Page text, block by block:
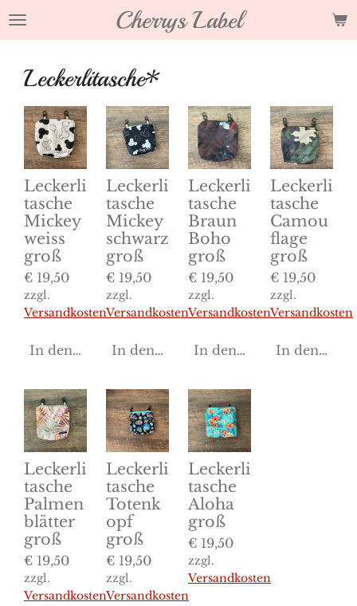
Zum
Cherrys Label
Leckerlitasche*
Leckerli
tasche
Mickey
weiss
groß
€ 19,50
zzgl.
Versandkosten
In den Warenkorb
Leckerli
tasche
Mickey
schwarz
groß
€ 19,50
zzgl.
Versandkosten
In den Warenkorb
Leckerli
tasche
Braun
Boho
groß
€ 19,50
zzgl.
Versandkosten
In den Warenkorb
Leckerli
tasche
Camou
flage
groß
€ 19,50
zzgl.
Versandkosten
In den
Leckerli
tasche
Palmen
blätter
groß
€ 19,50
zzgl.
Versandkosten
Leckerli
tasche
Totenk
opf
groß
€ 19,50
zzgl.
Versandkosten
Leckerli
tasche
Aloha
groß
€ 19,50
zzgl.
Versandkosten